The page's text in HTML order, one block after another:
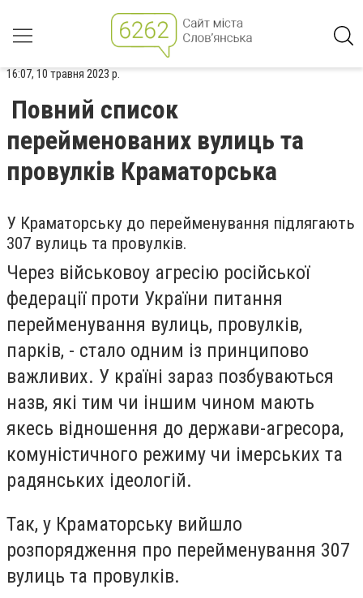
16:07, 10 травня 2023 р.
Повний список
перейменованих вулиць та
провулків Краматорська
У Краматорську до перейменування підлягають
307 вулиць та провулків.
Через військовоу агресію російської
федерації проти України питання
перейменування вулиць, провулків,
парків, - стало одним із принципово
важливих. У країні зараз позбуваються
назв, які тим чи іншим чином мають
якесь відношення до держави-агресора,
комуністичного режиму чи імерських та
радянських ідеологій.
Так, у Краматорську вийшло
розпорядження про перейменування 307
вулиць та провулків.